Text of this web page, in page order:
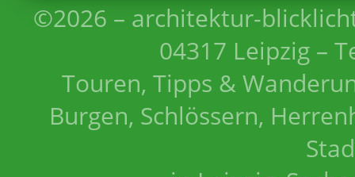
©2026 – architektur-
04317 Leipzig –
Touren, Tipps &
Burgen, Schlössern,